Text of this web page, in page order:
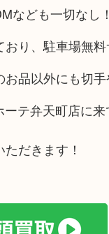
なども一切なし！
おり、駐車場無
お品以外にも切
テ弁天町店に来
だきます！